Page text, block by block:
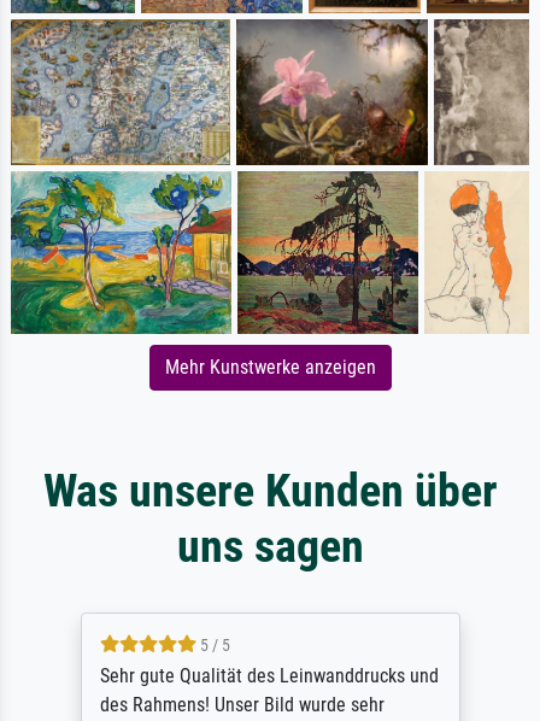
Mehr Kunstwerke anzeigen
Was unsere Kunden über
uns sagen
5 / 5
Sehr gute Qualität des Leinwanddrucks und
des Rahmens! Unser Bild wurde sehr